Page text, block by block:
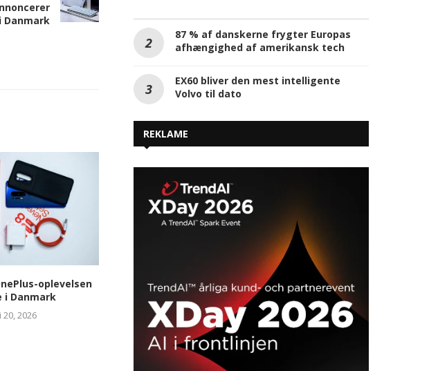
Danmark
oplevelsen
i Danmark
20, 2026
Store kommunale forskelle: I
denne kommune smider
danskerne flest smartphones ud
juli 17, 2026
Her er juni måneds
kommercielle podcasts
87 % af danskerne frygter Europas
afhængighed af amerikansk tech
EX60 bliver den mest intelligente
Volvo til dato
REKLAME